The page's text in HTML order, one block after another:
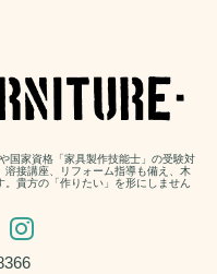
国家資格「家具製作技能士」の受験対
接講座、リフォーム指導も備え、木
貴方の「作りたい」を形にしません